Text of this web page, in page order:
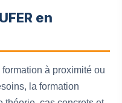
en
à proximité ou
la formation